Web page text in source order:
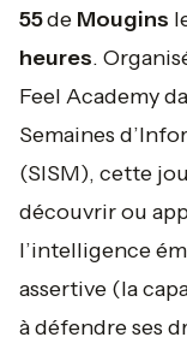
55de Mougins
heures.
Feel Academy
Semaines
(SISM), cette
découvrir ou
l’intelligence
assertive (la
à défendre ses